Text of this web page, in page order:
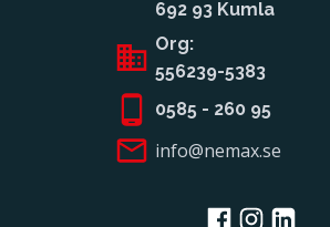
692 93 Kumla
Org:
556239-5383
0585 - 260 95
info@nemax.se